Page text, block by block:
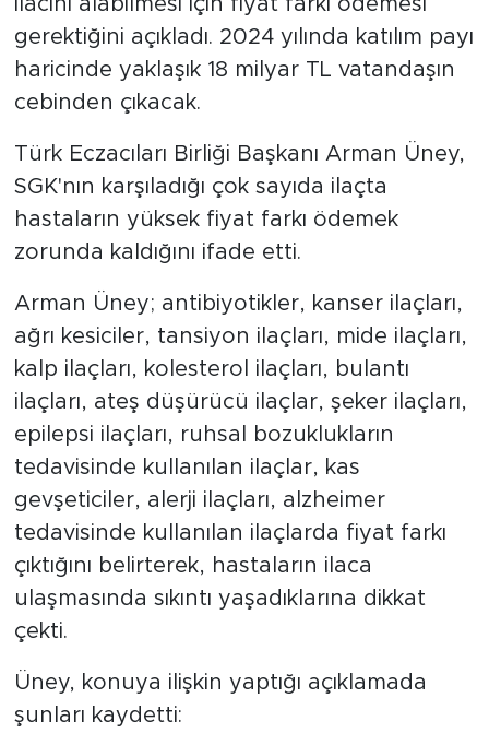
gerektiğini açıkladı. 2024 yılında katılım payı
haricinde yaklaşık 18 milyar TL vatandaşın
cebinden çıkacak.
Türk Eczacıları Birliği Başkanı Arman Üney,
SGK'nın karşıladığı çok sayıda ilaçta
hastaların yüksek fiyat farkı ödemek
zorunda kaldığını ifade etti.
Arman Üney; antibiyotikler, kanser ilaçları,
ağrı kesiciler, tansiyon ilaçları, mide ilaçları,
kalp ilaçları, kolesterol ilaçları, bulantı
ilaçları, ateş düşürücü ilaçlar, şeker ilaçları,
epilepsi ilaçları, ruhsal bozuklukların
tedavisinde kullanılan ilaçlar, kas
gevşeticiler, alerji ilaçları, alzheimer
tedavisinde kullanılan ilaçlarda fiyat farkı
çıktığını belirterek, hastaların ilaca
ulaşmasında sıkıntı yaşadıklarına dikkat
çekti.
Üney, konuya ilişkin yaptığı açıklamada
şunları kaydetti:
KÜLTÜR SANAT
YAŞAM
TARİH
KADIN
SAĞLIK
SİYASET
MEDYA KÖŞESİ
FOTO GALERİ
VİDEOLAR
ALINTI YAZARLAR
SOSYAL MEDYA